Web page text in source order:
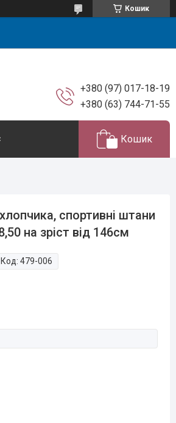
Кошик
+380 (97) 017-18-19
+380 (63) 744-71-55
Кошик
спортивні штани
на зріст від 146см
Код:479-006